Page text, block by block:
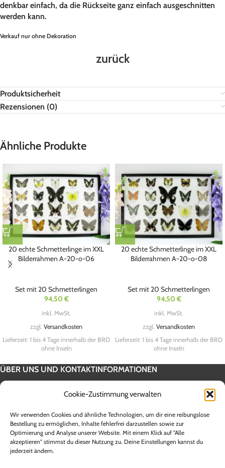
Cookie-Zustimmung verwalten
Wir verwenden Cookies und ähnliche Technologien, um dir eine reibungslose
Bestellung zu ermöglichen, Inhalte fehlerfrei darzustellen sowie zur
Optimierung und Analyse unserer Website. Mit einem Klick auf "Alle
akzeptieren" stimmst du dieser Nutzung zu. Deine Einstellungen kannst du
jederzeit ändern.
denkbar einfach, da die Rückseite ganz einfach ausgeschnitten
werden kann.
Verkauf nur ohne Dekoration
zurück
Produktsicherheit
Rezensionen (0)
Ähnliche Produkte
20 echte Schmetterlinge im XXL
Bilderrahmen A-20-o-06
Set mit 20 Schmetterlingen
94,50 €
inkl. MwSt.
zzgl. Versandkosten
Lieferzeit: 1 bis 4 Tage innerhalb der BRD
ohne Inseln
20 echte Schmetterlinge im XXL
Bilderrahmen A-20-o-08
Set mit 20 Schmetterlingen
94,50 €
inkl. MwSt.
zzgl. Versandkosten
Lieferzeit: 1 bis 4 Tage innerhalb der BRD
ohne Inseln
ÜBER UNS UND KONTAKTINFORMATIONEN
SERVICE INFORMATION
UNSERE SHOPS
Alle Preise sind Endpreise inklusive 19 % Mehrwertsteuer zzgl.
Versandkosten. Die Lieferzeit innerhalb Deutschlands beträgt zwischen 1
und 5 Werktagen. Lieferzeiten für andere Länder sowie Informationen zur
Berechnung des Liefertermins entnehmen Sie bitte den Angaben der